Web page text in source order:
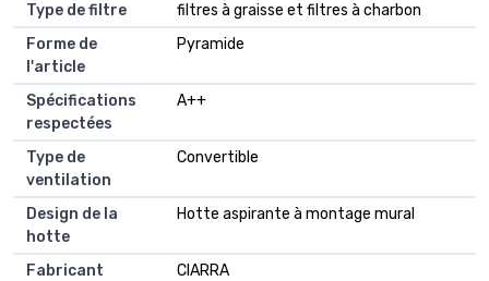
Type de filtre
‎filtres à graisse et filtres à charbon
Forme de
l'article
‎Pyramide
Spécifications
respectées
‎A++
Type de
ventilation
‎Convertible
Design de la
hotte
‎Hotte aspirante à montage mural
Fabricant
‎CIARRA